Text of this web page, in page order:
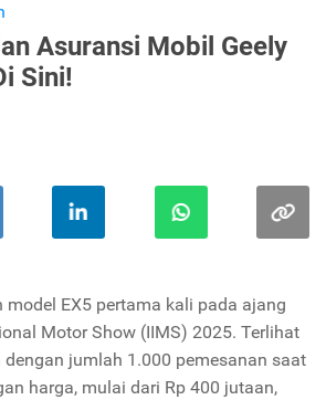
Asuransi Mobil Geely
Sini!
model EX5 pertama kali pada ajang
Motor Show (IIMS) 2025. Terlihat
jumlah 1.000 pemesanan saat
harga, mulai dari Rp 400 jutaan,